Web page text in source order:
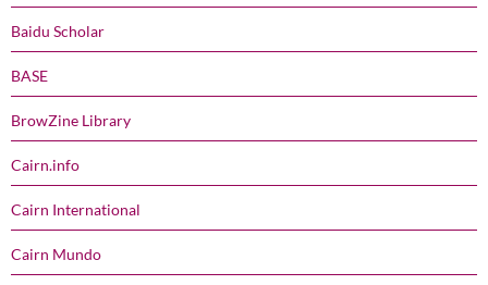
Baidu Scholar
BASE
BrowZine Library
Cairn.info
Cairn International
Cairn Mundo